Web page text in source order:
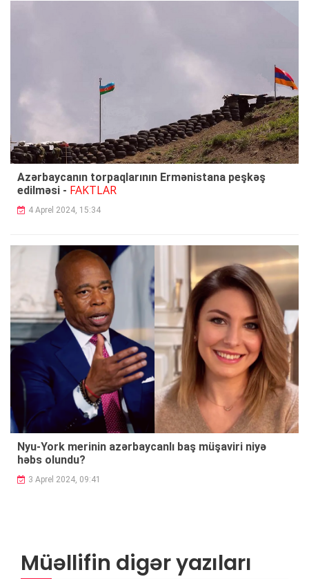
Azərbaycanın torpaqlarının Ermənistana peşkəş
edilməsi - FAKTLAR
4 Aprel 2024, 15:34
Nyu-York merinin azərbaycanlı baş müşaviri niyə
həbs olundu?
3 Aprel 2024, 09:41
Müəllifin digər yazıları